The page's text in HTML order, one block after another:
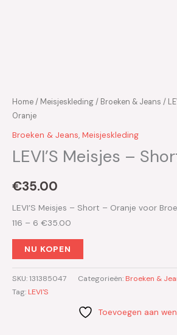
Home/ Meisjeskleding/ Broeken & Jeans /
Oranje
Broeken & Jeans, Meisjeskleding
LEVI’S Meisjes –
€35.00
LEVI’S Meisjes – Short – Oranje voor
116 – 6 €35.00
NU KOPEN
SKU:131385047 Categorieën: Broeken &
Tag: LEVI'S
Toevoegen aan